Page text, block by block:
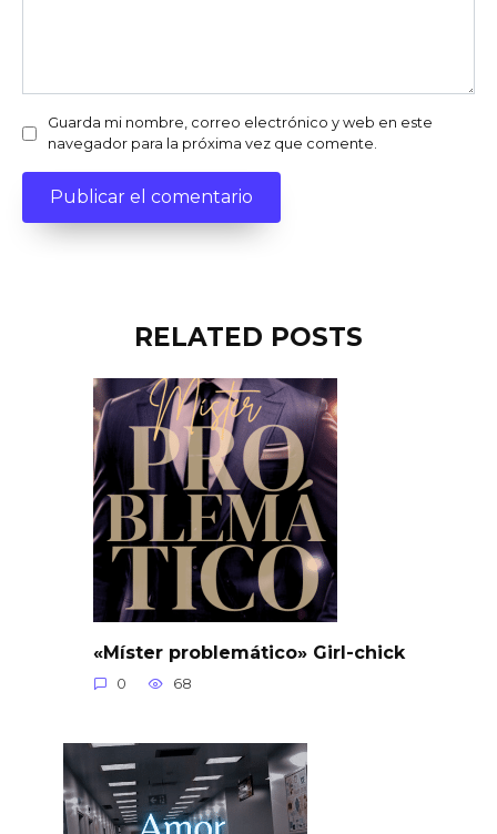
Guarda mi nombre, correo electrónico y web en este
navegador para la próxima vez que comente.
RELATED POSTS
«Míster problemático» Girl-chick
0 68